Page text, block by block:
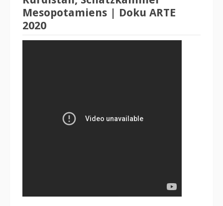
Mesopotamiens | Doku ARTE
2020